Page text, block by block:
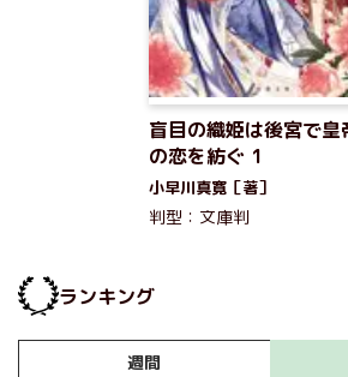
盲目の織姫は後宮で皇
の恋を紡ぐ 1
小早川真寛［著］
判型：文庫判
ランキング
週間